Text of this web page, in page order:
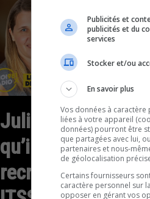
Julie Poirier: Est-
qu’il y a une
recrudescence
Publicités et
publicités et du
services
Stocker et/ou
En savoir plus
Vos données à
liées à votre appareil
données) pourront être
que partagées avec lui,
partenaires et nous-
de géolocalisation
Certains fournisseurs
caractère personnel sur
opposer en gérant vos